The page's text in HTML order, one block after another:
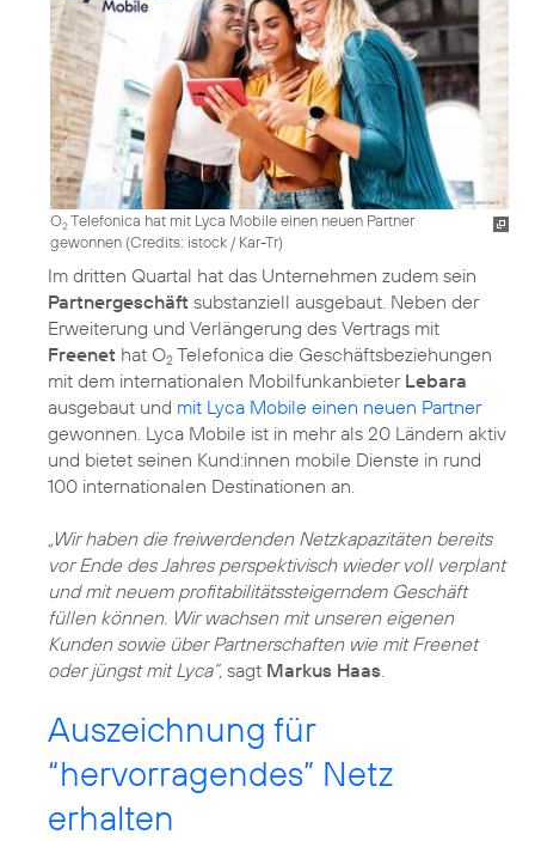
O2Telefonica hat mit Lyca Mobile einen neuen Partner
gewonnen (Credits: istock / Kar-Tr)
Im dritten Quartal hat das Unternehmen zudem sein
Partnergeschäft substanziell ausgebaut. Neben der
Erweiterung und Verlängerung des Vertrags mit
Freenet hat O2 Telefonica die Geschäftsbeziehungen
mit dem internationalen Mobilfunkanbieter Lebara
ausgebaut und mit Lyca Mobile einen neuen Partner
gewonnen. Lyca Mobile ist in mehr als 20 Ländern aktiv
und bietet seinen Kund:innen mobile Dienste in rund
100 internationalen Destinationen an.
„Wir haben die freiwerdenden Netzkapazitäten bereits
vor Ende des Jahres perspektivisch wieder voll verplant
und mit neuem profitabilitätssteigerndem Geschäft
füllen können. Wir wachsen mit unseren eigenen
Kunden sowie über Partnerschaften wie mit Freenet
oder jüngst mit Lyca“, sagt Markus Haas
Auszeichnung für
“hervorragendes” Netz
erhalten